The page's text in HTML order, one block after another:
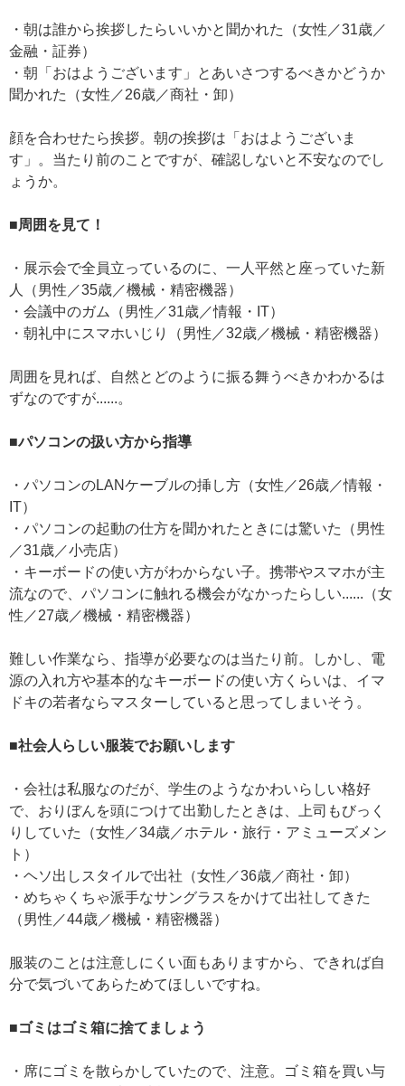
・朝は誰から挨拶したらいいかと聞かれた（女性／31歳／
金融・証券）
・朝「おはようございます」とあいさつするべきかどうか
聞かれた（女性／26歳／商社・卸）
顔を合わせたら挨拶。朝の挨拶は「おはようございま
す」。当たり前のことですが、確認しないと不安なのでし
ょうか。
■周囲を見て！
・展示会で全員立っているのに、一人平然と座っていた新
人（男性／35歳／機械・精密機器）
・会議中のガム（男性／31歳／情報・IT）
・朝礼中にスマホいじり（男性／32歳／機械・精密機器）
周囲を見れば、自然とどのように振る舞うべきかわかるは
ずなのですが......。
■パソコンの扱い方から指導
・パソコンのLANケーブルの挿し方（女性／26歳／情報・
IT）
・パソコンの起動の仕方を聞かれたときには驚いた（男性
／31歳／小売店）
・キーボードの使い方がわからない子。携帯やスマホが主
流なので、パソコンに触れる機会がなかったらしい......（女
性／27歳／機械・精密機器）
難しい作業なら、指導が必要なのは当たり前。しかし、電
源の入れ方や基本的なキーボードの使い方くらいは、イマ
ドキの若者ならマスターしていると思ってしまいそう。
■社会人らしい服装でお願いします
・会社は私服なのだが、学生のようなかわいらしい格好
で、おりぼんを頭につけて出勤したときは、上司もびっく
りしていた（女性／34歳／ホテル・旅行・アミューズメン
ト）
・ヘソ出しスタイルで出社（女性／36歳／商社・卸）
・めちゃくちゃ派手なサングラスをかけて出社してきた
（男性／44歳／機械・精密機器）
服装のことは注意しにくい面もありますから、できれば自
分で気づいてあらためてほしいですね。
■ゴミはゴミ箱に捨てましょう
・席にゴミを散らかしていたので、注意。ゴミ箱を買い与